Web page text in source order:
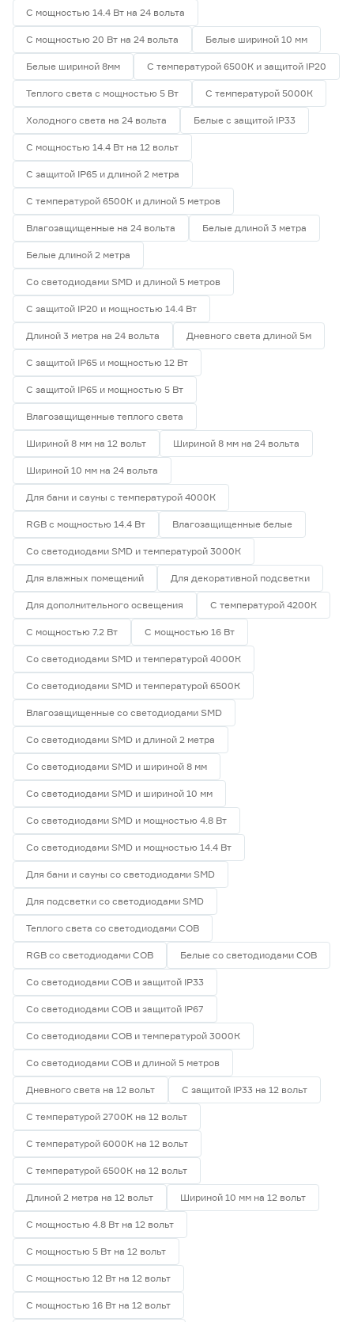
С мощностью 14.4 Вт на 24 вольта
С мощностью 20 Вт на 24 вольта Белые шириной 10 мм
Белые шириной 8мм С температурой 6500К и защитой IP20
Теплого света с мощностью 5 Вт С температурой 5000К
Холодного света на 24 вольта Белые с защитой IP33
С мощностью 14.4 Вт на 12 вольт
С защитой IP65 и длиной 2 метра
С температурой 6500К и длиной 5 метров
Влагозащищенные на 24 вольта Белые длиной 3 метра
Белые длиной 2 метра
Со светодиодами SMD и длиной 5 метров
С защитой IP20 и мощностью 14.4 Вт
Длиной 3 метра на 24 вольта Дневного света длиной 5м
С защитой IP65 и мощностью 12 Вт
С защитой IP65 и мощностью 5 Вт
Влагозащищенные теплого света
Шириной 8 мм на 12 вольт Шириной 8 мм на 24 вольта
Шириной 10 мм на 24 вольта
Для бани и сауны с температурой 4000К
RGB с мощностью 14.4 Вт Влагозащищенные белые
Со светодиодами SMD и температурой 3000К
Для влажных помещений Для декоративной подсветки
Для дополнительного освещения С температурой 4200К
С мощностью 7.2 Вт С мощностью 16 Вт
Со светодиодами SMD и температурой 4000К
Со светодиодами SMD и температурой 6500К
Влагозащищенные со светодиодами SMD
Со светодиодами SMD и длиной 2 метра
Со светодиодами SMD и шириной 8 мм
Со светодиодами SMD и шириной 10 мм
Со светодиодами SMD и мощностью 4.8 Вт
Со светодиодами SMD и мощностью 14.4 Вт
Для бани и сауны со светодиодами SMD
Для подсветки со светодиодами SMD
Теплого света со светодиодами СОВ
RGB со светодиодами СОВ Белые со светодиодами СОВ
Со светодиодами СОВ и защитой IP33
Со светодиодами СОВ и защитой IP67
Со светодиодами СОВ и температурой 3000К
Со светодиодами СОВ и длиной 5 метров
Дневного света на 12 вольт С защитой IP33 на 12 вольт
С температурой 2700К на 12 вольт
С температурой 6000К на 12 вольт
С температурой 6500К на 12 вольт
Длиной 2 метра на 12 вольт Шириной 10 мм на 12 вольт
С мощностью 4.8 Вт на 12 вольт
С мощностью 5 Вт на 12 вольт
С мощностью 12 Вт на 12 вольт
С мощностью 16 Вт на 12 вольт